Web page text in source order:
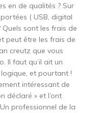
en de qualités ? Sur
( USB, digital
sont les frais de
peut être les frais de
creutz que vous
Il faut qu’il ait un
logique, et pourtant !
intéressant de
déclaré » et l’ont
professionnel de la